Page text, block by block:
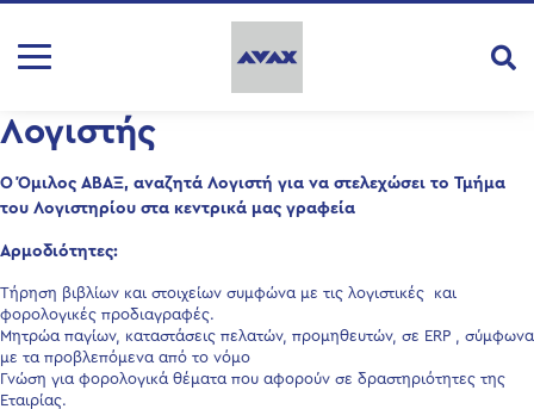
Λογιστής
O Όμιλος ΑΒΑΞ, αναζητά Λογιστή για να στελεχώσει το Τμήμα
του Λογιστηρίου στα κεντρικά μας γραφεία
Αρμοδιότητες:
Τήρηση βιβλίων και στοιχείων συμφώνα με τις λογιστικές και
φορολογικές προδιαγραφές.
Μητρώα παγίων, καταστάσεις πελατών, προμηθευτών, σε ERP , σύμφωνα
με τα προβλεπόμενα από το νόμο
Γνώση για φορολογικά θέματα που αφορούν σε δραστηριότητες της
Εταιρίας.